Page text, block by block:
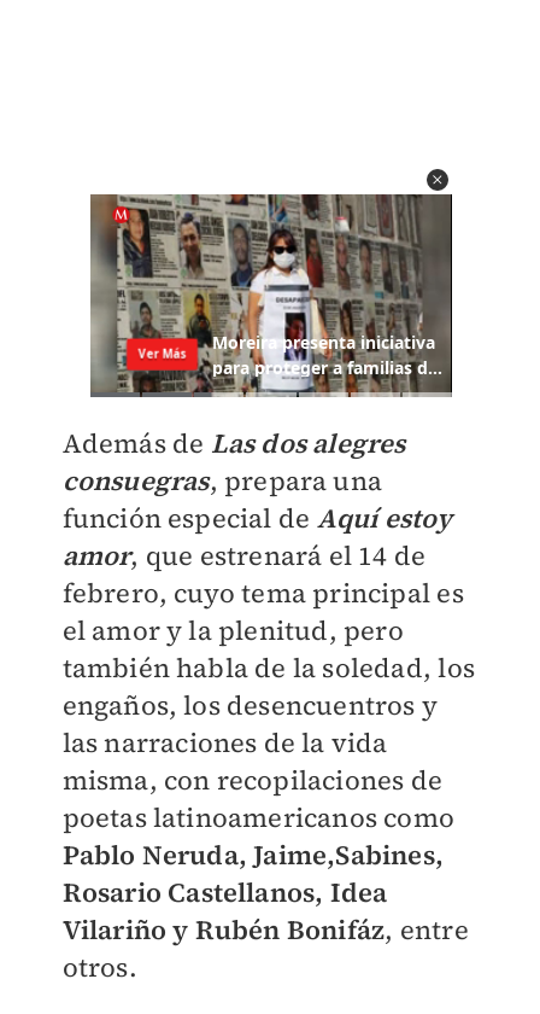
Además de Las dos alegres
consuegras, prepara una
función especial de Aquí estoy
amor, que estrenará el 14 de
febrero, cuyo tema principal es
el amor y la plenitud, pero
también habla de la soledad, los
engaños, los desencuentros y
las narraciones de la vida
misma, con recopilaciones de
poetas latinoamericanos como
Pablo Neruda, Jaime,Sabines,
Rosario Castellanos, Idea
Vilariño y Rubén Bonifáz, entre
otros.